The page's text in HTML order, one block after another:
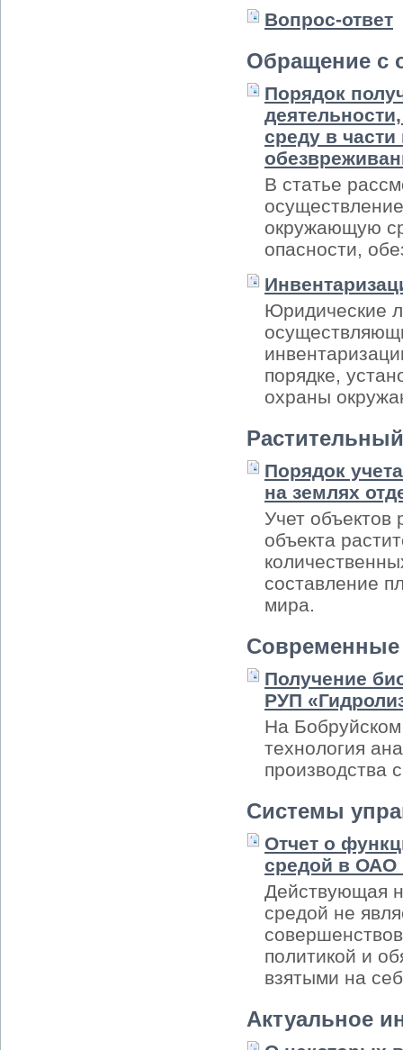
Вопрос-ответ
Обращение с
Порядок
среду в
В статье
окружающую
опасности,
Юридические
порядке,
охраны
Порядок
на землях
Учет объектов
объекта
составление
мира.
Современные
Получение
РУП
На
технология
производства
Системы
Отчет о
средой в ОАО
Действующая
средой не
политикой и
взятыми на
Актуальное